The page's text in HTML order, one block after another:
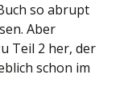
so abrupt
Aber
Teil 2 her, der
schon im